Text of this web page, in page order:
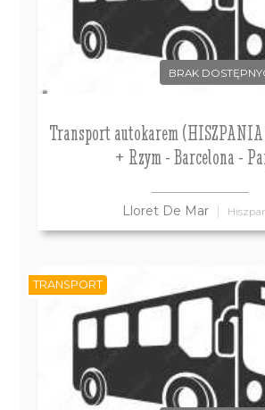
BRAK
Transport autokarem
+ Rzym - Barcelona -
Lloret De Mar
TRANSPORT